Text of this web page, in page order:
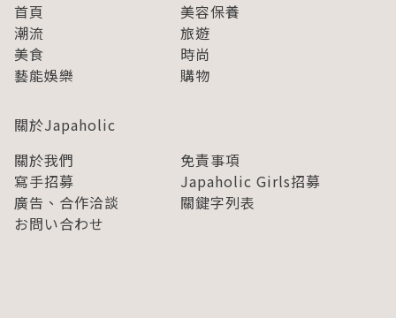
首頁
美容保養
潮流
旅遊
美食
時尚
藝能娛樂
購物
關於Japaholic
關於我們
免責事項
寫手招募
Japaholic Girls招募
廣告、合作洽談
關鍵字列表
お問い合わせ